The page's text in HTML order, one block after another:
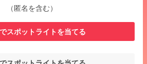
（匿名を含む）
スポットライトを当てる